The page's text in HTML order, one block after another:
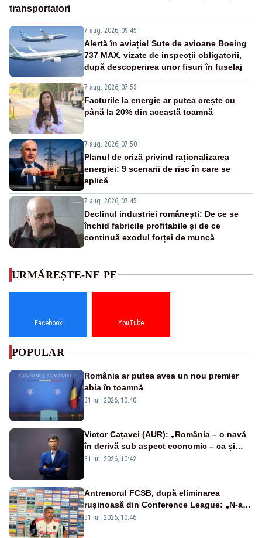
transportatori
7 aug. 2026, 09:45
Alertă în aviație! Sute de avioane Boeing
737 MAX, vizate de inspecții obligatorii,
după descoperirea unor fisuri în fuselaj
7 aug. 2026, 07:53
Facturile la energie ar putea crește cu
până la 20% din această toamnă
7 aug. 2026, 07:50
Planul de criză privind raționalizarea
energiei: 9 scenarii de risc în care se
aplică
7 aug. 2026, 07:45
Declinul industriei românești: De ce se
închid fabricile profitabile și de ce
continuă exodul forței de muncă
URMĂREȘTE-NE PE
Facebook YouTube
POPULAR
România ar putea avea un nou premier
abia în toamnă
31 iul. 2026, 10:40
Victor Cațavei (AUR): „România – o navă
în derivă sub aspect economic – ca și
rezultat al guvernărilor din ultimii 36 de
31 iul. 2026, 10:42
Antrenorul FCSB, după eliminarea
rușinoasă din Conference League: „N-ai
cum să nu scoți în evidență și lucrurile
31 iul. 2026, 10:46